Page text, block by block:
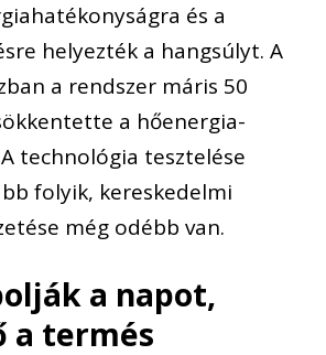
és a
helyezték a hangsúlyt. A
a rendszer máris 50
a hőenergia-
technológia tesztelése
folyik, kereskedelmi
még odébb van.
a napot,
a termés